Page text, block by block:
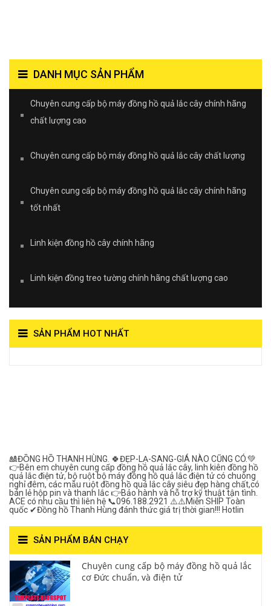
DANH MỤC SẢN PHẨM
Chuyên cung cấp bộ máy đồng hồ quả lắc cây chính hãng
chất lượng cao
Chuyên cung cấp bộ máy đồng hồ quả lắc cây chất lượng
Chuyên cung cấp bộ máy đồng hồ quả lắc cây chính hãng
tốt nhất
Linh kiện đồng hồ cây chính hãng
Linh kiện đồng treo tường chính hãng chất lượng cao
SẢN PHẨM HOT NHẤT
🎎ĐỒNG HỒ THANH HÙNG. 🍀ĐẸP-LẠ-SANG-GIÁ NÀO CŨNG CÓ.💚
👉Bên em chuyên cung cấp đồng hồ quả lắc cây, linh kiên đồng hồ
quả lắc điện tử, bộ ruột bộ máy đồng hồ quả lắc điện tử có chuông
nghỉ đêm, các mẫu ruột đồng hồ quả lắc cây siêu đẹp hàng chất,có
bán lẻ hộp pin và thanh lắc 👉Bảo hành và hỗ trợ kỹ thuật tận tình.
ACE có nhu cầu thì liên hệ 📞096.188.2921 ⚠️⚠️Miễn SHIP Toàn
quốc ✔Đồng hồ Thanh Hùng đánh thức giá trị thời gian!!! Hotlin
SẢN PHẨM BÁN CHẠY
Chuyên cung cấp bộ máy đồng hồ quả lắc
cơ Đức chuẩn, và điện tử